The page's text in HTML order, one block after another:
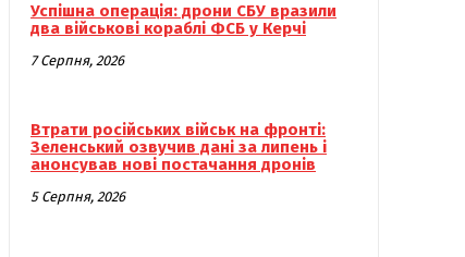
Успішна операція: дрони СБУ вразили
два військові кораблі ФСБ у Керчі
7 Серпня, 2026
Втрати російських військ на фронті:
Зеленський озвучив дані за липень і
анонсував нові постачання дронів
5 Серпня, 2026